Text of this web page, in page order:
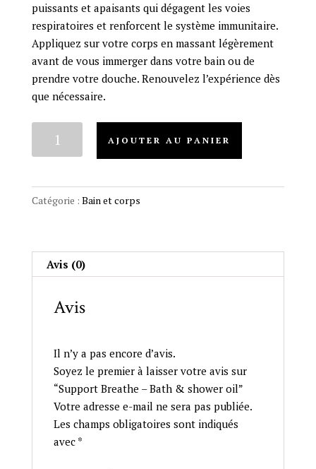
puissants et apaisants qui dégagent les voies
respiratoires et renforcent le système immunitaire.
Appliquez sur votre corps en massant légèrement
avant de vous immerger dans votre bain ou de
prendre votre douche. Renouvelez l’expérience dès
que nécessaire.
Breathe
-
shower
AJOUTER AU PANIER
Catégorie : Bain et corps
Avis (0)
Avis
Il n’y a pas encore d’avis.
Soyez le premier à laisser votre avis sur
“Support Breathe – Bath & shower oil”
Votre adresse e-mail ne sera pas publiée.
Les champs obligatoires sont indiqués
avec *